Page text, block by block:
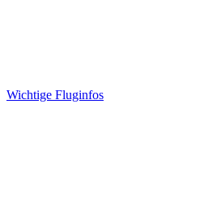
Wichtige Fluginfos